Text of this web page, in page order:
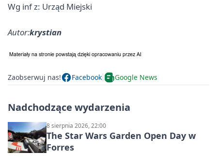
Wg inf z: Urząd Miejski
Autor:krystian
Zaobserwuj nas! Facebook Google News
Nadchodzące wydarzenia
8 sierpnia 2026, 22:00
The Star Wars Garden Open Day w
Forres